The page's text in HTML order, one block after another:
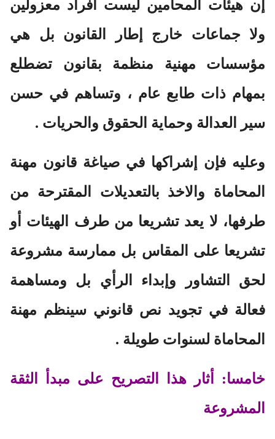
إن هيئات المحامين ليست أفراد معزولين
ولا جماعات خارج إطار القانون بل هي
مؤسسات مهنية منظمة بقانون تضطلع
بمهام ذات طابع عام ، وتساهم في حسن
سير العدالة وحماية الحقوق والحريات .
وعليه فإن إشراكها في صياغة قانون مهنة
المحاماة والاخذ بالتعديلات المقترحة من
طرفها، لا يعد تشريعا من طرف الهيئات أو
تشريعا على المقاس بل ممارسة مشروعة
لحق التشاور وإبداء الرأي بل ومساهمة
فعالة في تجويد نص قانوني سينظم مهنة
المحاماة لسنوات طويلة .
خامسا: أثار هذا التصريح على مبدأ الثقة
المشروعة